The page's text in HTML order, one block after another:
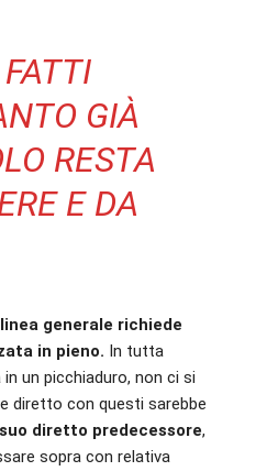
GIÀ
RESTA
E DA
generale richiede
in pieno. In tutta
un picchiaduro, non ci si
diretto con questi sarebbe
diretto predecessore,
sopra con relativa